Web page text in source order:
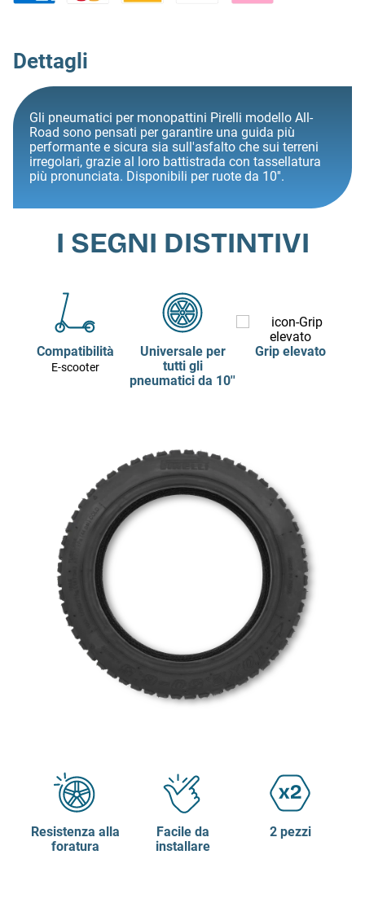
Dettagli
Gli pneumatici per monopattini Pirelli modello All-
Road sono pensati per garantire una guida più
performante e sicura sia sull'asfalto che sui terreni
irregolari, grazie al loro battistrada con tassellatura
più pronunciata. Disponibili per ruote da 10''.
I SEGNI DISTINTIVI
Compatibilità
E-scooter
Universale per
tutti gli
pneumatici da 10''
Grip elevato
Resistenza alla
foratura
Facile da
installare
2 pezzi